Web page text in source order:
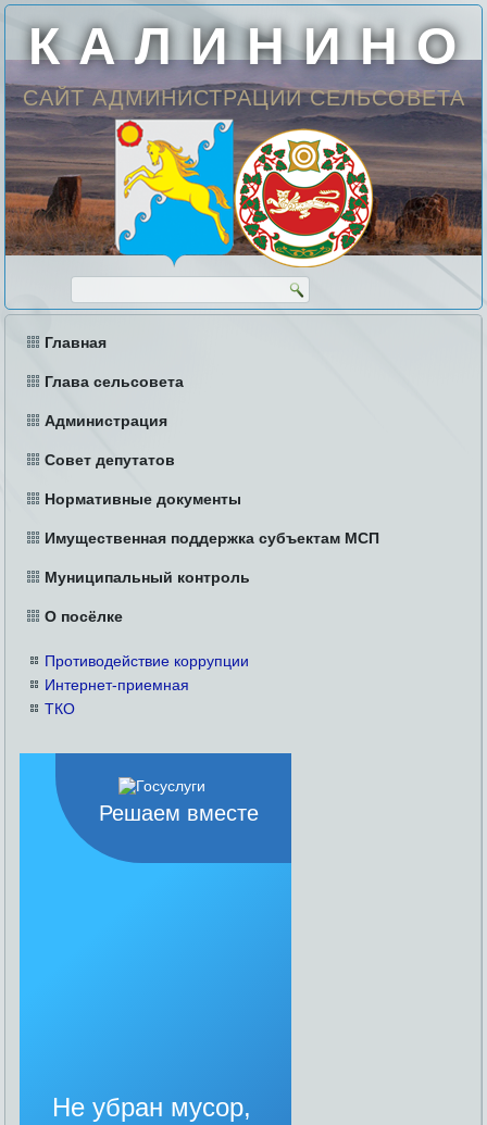
К А Л И Н И Н О
САЙТ АДМИНИСТРАЦИИ СЕЛЬСОВЕТА
Главная
Глава сельсовета
Администрация
Совет депутатов
Нормативные документы
Имущественная поддержка субъектам МСП
Муниципальный контроль
О посёлке
Противодействие коррупции
Интернет-приемная
ТКО
Решаем вместе
Не убран мусор,